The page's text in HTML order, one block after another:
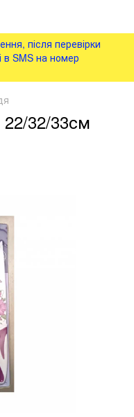
після перевірки
в SMS на номер
22/32/33см